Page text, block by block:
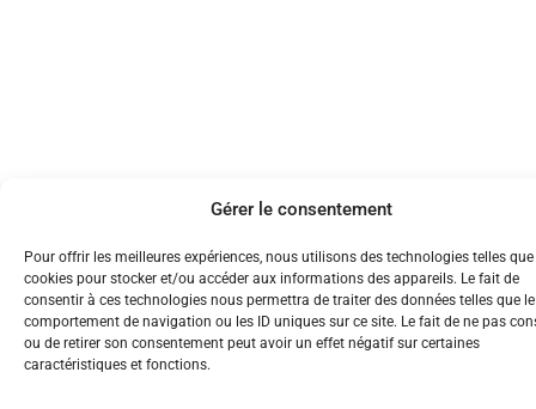
Gérer le consentement
Pour offrir les meilleures expériences, nous utilisons des technologies telles que
cookies pour stocker et/ou accéder aux informations des appareils. Le fait de
consentir à ces technologies nous permettra de traiter des données telles que le
comportement de navigation ou les ID uniques sur ce site. Le fait de ne pas
ou de retirer son consentement peut avoir un effet négatif sur certaines
caractéristiques et fonctions.